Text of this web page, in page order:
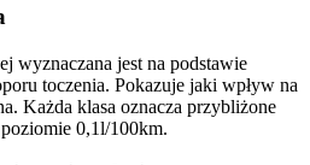
wyznaczana jest na podstawie
toczenia. Pokazuje jaki wpływ na
Każda klasa oznacza przybliżone
0,1l/100km.